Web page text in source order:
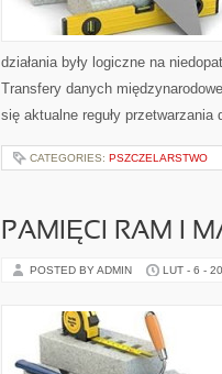
działania były logiczne na
Transfery danych
się aktualne reguły
CATEGORIES: PSZCZELARSTWO
PAMIĘCI RAM I
POSTED BY ADMIN LUT - 6 -